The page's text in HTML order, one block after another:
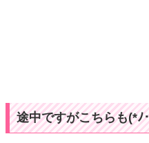
途中ですがこちらも(*